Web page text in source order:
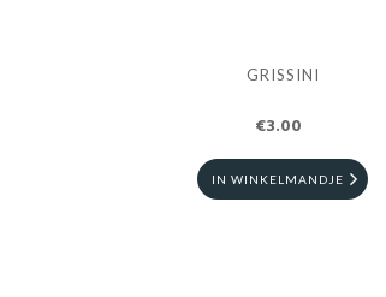
GRISSINI
€3.00
IN WINKELMANDJE